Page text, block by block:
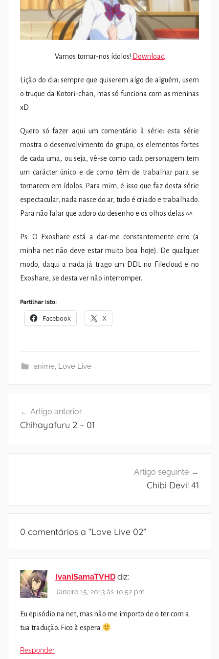
Vamos tornar-nos ídolos! Download
Lição do dia: sempre que quiserem algo de alguém, usem
o truque da Kotori-chan, mas só funciona com as meninas
xD
Quero só fazer aqui um comentário à série: esta série
mostra o desenvolvimento do grupo, os elementos fortes
de cada uma, ou seja, vê-se como cada personagem tem
um carácter único e de como têm de trabalhar para se
tornarem em ídolos. Para mim, é isso que faz desta série
espectacular, nada nasce do ar, tudo é criado e trabalhado.
Para não falar que adoro do desenho e os olhos delas ^^
Ps: O Exoshare está a dar-me constantemente erro (a
minha net não deve estar muito boa hoje). De qualquer
modo, daqui a nada já trago um DDL no Filecloud e no
Exoshare, se desta ver não interromper.
Partilhar isto:
Facebook X
anime, Love Live
Artigo anterior
Chihayafuru 2 – 01
Artigo seguinte
Chibi Devi! 41
0 comentários a “Love Live 02”
IvaniSamaTVHD diz:
Janeiro 15, 2013 às 10:52 pm
Eu episódio na net, mas não me importo de o ter com a
tua tradução. Fico à espera
Responder